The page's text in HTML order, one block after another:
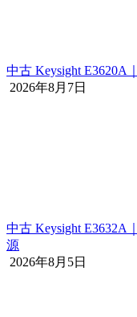
中古 Keysight E3620A
2026年8月7日
中古 Keysight E3632A
源
2026年8月5日